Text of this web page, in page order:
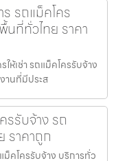
รถแม็คโคร
นที่ทั่วไทย ราคา
ห้เช่า รถแม็คโครรับจ้าง
านที่มีประส
รรับจ้าง รถ
ราคาถูก
ม็คโครรับจ้าง บริการทั่ว